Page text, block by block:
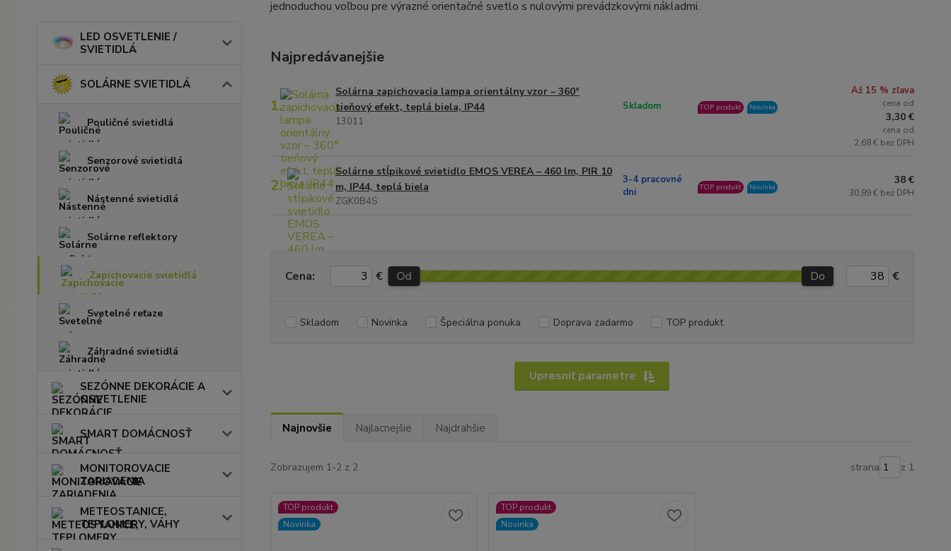
LED OSVETLENIE /
SVIETIDLÁ
SOLÁRNE SVIETIDLÁ
Pouličné svietidlá
Senzorové svietidlá
Nástenné svietidlá
Solárne reflektory
Zapichovacie svietidlá
Svetelné reťaze
Záhradné svietidlá
SEZÓNNE DEKORÁCIE A
OSVETLENIE
SMART DOMÁCNOSŤ
MONITOROVACIE
ZARIADENIA
METEOSTANICE,
TEPLOMERY, VÁHY
jednoduchou voľbou pre výrazné orientačné svetlo s nulovými prevádzkovými nákladmi.
Najpredávanejšie
1.
Solárna zapichovacia lampa orientálny vzor – 360°
tieňový efekt, teplá biela, IP44
13011
Skladom TOP produkt Novinka
Až 15 % zľava
cena od
3,30 €
cena od
2,68 € bez DPH
2.
Solárne stĺpikové svietidlo EMOS VEREA – 460 lm, PIR 10
m, IP44, teplá biela
ZGK0B4S
3-4 pracovné
dni
TOP produkt Novinka
38 €
30,89 € bez DPH
Upresniť parametre
Cena: € Od Do €
Skladom Novinka Špeciálna ponuka Doprava zadarmo TOP produkt
Najnovšie Najlacnejšie Najdrahšie
Zobrazujem 1-2 z 2 strana z 1
TOP produkt
Novinka
TOP produkt
Novinka